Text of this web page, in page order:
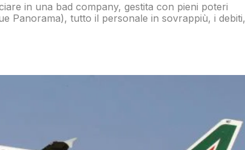
in una bad company, gestita con pieni poteri
Panorama), tutto il personale in sovrappiù, i debiti,